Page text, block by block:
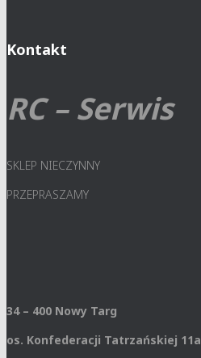
Kontakt
RC – Serwis
SKLEP NIECZYNNY
PRZEPRASZAMY
34 – 400 Nowy Targ
os. Konfederacji Tatrzańskiej 11a